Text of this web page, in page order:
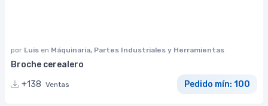
por Luis en Máquinaria, Partes Industriales y Herramientas
Broche cerealero
+138 Ventas Pedido mín: 100